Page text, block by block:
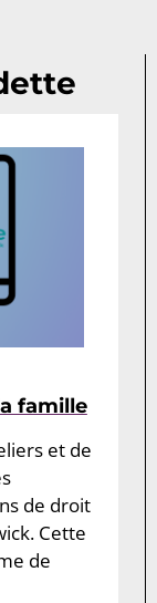
famille
et de
de droit
Cette
de